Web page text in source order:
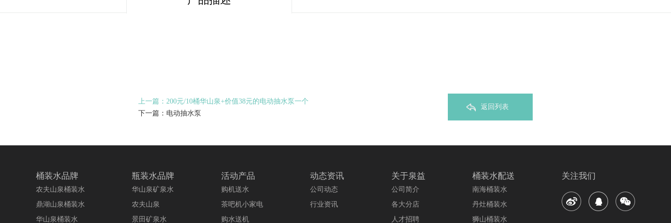
上一篇：200元/10桶华山泉+价值38元的电动抽水泵一个
下一篇：电动抽水泵
返回列表
桶装水品牌
农夫山泉桶装水
鼎湖山泉桶装水
华山泉桶装水
瓶装水品牌
华山泉矿泉水
农夫山泉
景田矿泉水
活动产品
购机送水
茶吧机小家电
购水送机
动态资讯
公司动态
行业资讯
关于泉益
公司简介
各大分店
人才招聘
桶装水配送
南海桶装水
丹灶桶装水
狮山桶装水
关注我们